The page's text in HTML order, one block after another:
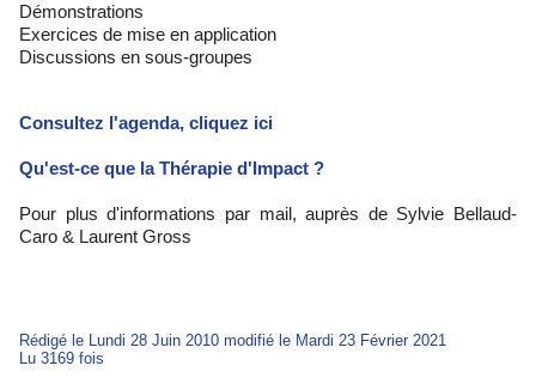
Démonstrations
Exercices de mise en application
Discussions en sous-groupes
Consultez l'agenda, cliquez ici
Qu'est-ce que la Thérapie d'Impact ?
Pour plus d'informations par mail, auprès de Sylvie Bellaud-
Caro & Laurent Gross
Rédigé le Lundi 28 Juin 2010 modifié le Mardi 23 Février 2021
Lu 3169 fois